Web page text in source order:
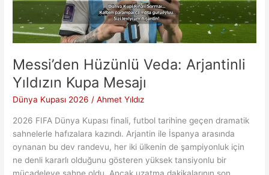
Messi’den Hüzünlü Veda: Arjantinli
Yıldızın Kupa Mesajı
Dünya Kupası 2026 /Ahmet Yıldız
2026 FIFA Dünya Kupası finali, futbol tarihine geçen dramatik
sahnelerle hafızalara kazındı. Arjantin ile İspanya arasında
oynanan bu dev randevu, her iki ülkenin de şampiyonluk için
ne denli kararlı olduğunu gösteren yüksek tansiyonlu bir